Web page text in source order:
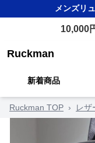
メンズリ
10,000
Ruckman
新着商品
Ruckman TOP › レザ